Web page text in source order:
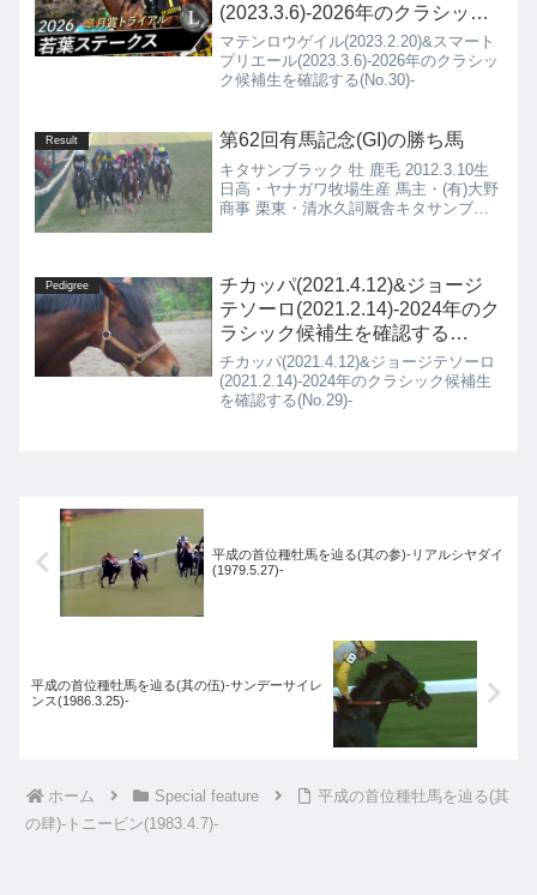
(2023.3.6)-2026年のクラシック
候補生を確認する(No.30)-
マテンロウゲイル(2023.2.20)&スマート
プリエール(2023.3.6)-2026年のクラシッ
ク候補生を確認する(No.30)-
Result 第62回有馬記念(GI)の勝ち馬
キタサンブラック 牡 鹿毛 2012.3.10生
日高・ヤナガワ牧場生産 馬主・(有)大野
商事 栗東・清水久詞厩舎キタサンブラ
Pedigree
チカッパ(2021.4.12)&ジョージ
テソーロ(2021.2.14)-2024年のク
ラシック候補生を確認する
(No.29)-
チカッパ(2021.4.12)&ジョージテソーロ
(2021.2.14)-2024年のクラシック候補生
を確認する(No.29)-
平成の首位種牡馬を辿る(其の参)-リアルシヤダイ
(1979.5.27)-
平成の首位種牡馬を辿る(其の伍)-サンデーサイレ
ンス(1986.3.25)-
ホーム Special feature
平成の首位種牡馬を辿る(其
の肆)-トニービン(1983.4.7)-